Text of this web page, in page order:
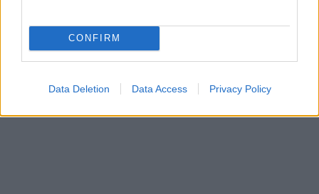
CONFIRM
Data Deletion Data Access Privacy Policy